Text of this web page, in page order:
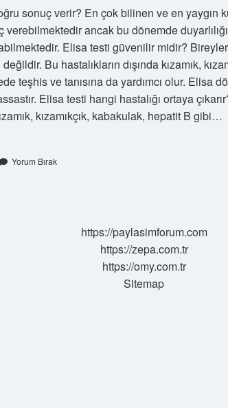
sonuç verir? En çok bilinen ve en yaygın
verebilmektedir ancak bu dönemde
Elisa testi güvenilir midir?
Bu hastalıkların dışında kızamık,
teşhis ve tanısına da yardımcı olur. Elisa
Elisa testi hangi hastalığı ortaya
kızamıkçık, kabakulak, hepatit B gibi…
Yorum Bırak
https://paylasimforum.com
https://zepa.com.tr
https://omy.com.tr
Sitemap